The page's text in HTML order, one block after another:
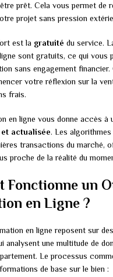
prêt. Cela vous permet de
projet sans pression
est la gratuité du service.
sont gratuits, ce qui vous
sans engagement financier.
votre réflexion sur la
frais.
en ligne vous donne accès à
actualisée. Les
transactions du marché,
proche de la réalité du
Fonctionne un
en Ligne ?
en ligne reposent sur des
analysent une multitude de
Le processus
de base sur le bien :